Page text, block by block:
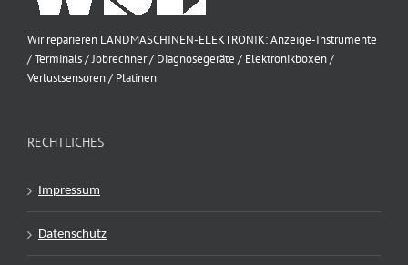
Wir reparieren LANDMASCHINEN-ELEKTRONIK: Anzeige-Instrumente
/ Terminals / Jobrechner / Diagnosegeräte / Elektronikboxen /
Verlustsensoren / Platinen
RECHTLICHES
Impressum
Datenschutz